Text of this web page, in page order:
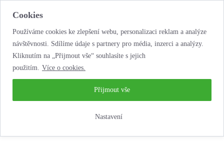
Cookies
Používáme cookies ke zlepšení webu, personalizaci reklam a analýze
návštěvnosti. Sdílíme údaje s partnery pro média, inzerci a analýzy.
Kliknutím na „Přijmout vše“ souhlasíte s jejich
použitím. Více o cookies.
Nastavení
Přijmout vše
...neobyčejná jízda životem!